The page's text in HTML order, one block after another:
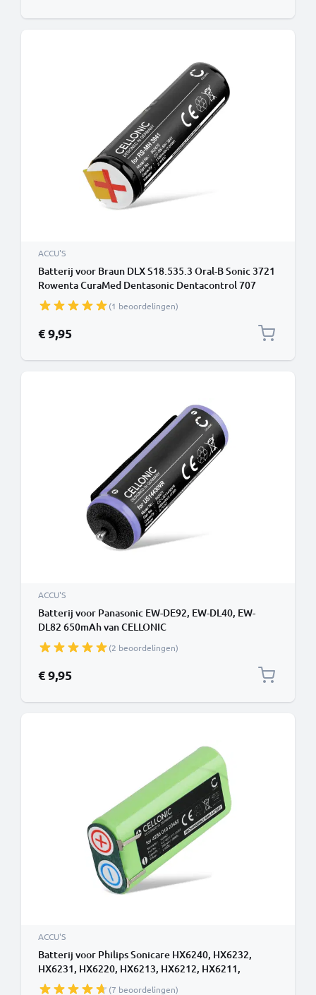
ACCU'S
Batterij voor Braun DLX S18.535.3 Oral-B Sonic 3721
Rowenta CuraMed Dentasonic Dentacontrol 707
Dentacontrol Duo 1100mAh van CELLONIC
(1 beoordelingen)
€ 9,95
ACCU'S
Batterij voor Panasonic EW-DE92, EW-DL40, EW-
DL82 650mAh van CELLONIC
(2 beoordelingen)
€ 9,95
ACCU'S
Batterij voor Philips Sonicare HX6240, HX6232,
HX6231, HX6220, HX6213, HX6212, HX6211,
HX6210 700mAh van CELLONIC
(7 beoordelingen)